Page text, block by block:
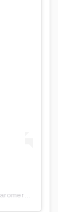
A post shared by Blanca Romero (@blancaromeroe)